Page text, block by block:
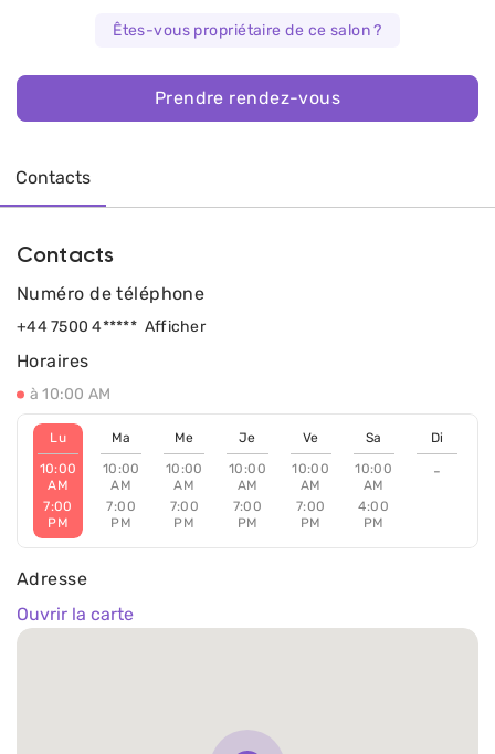
Êtes-vous propriétaire de ce salon ?
Prendre rendez-vous
Contacts
Contacts
Adresse
Ouvrir la carte
Horaires
à 10:00 AM
Lu
10:00
AM
7:00
PM
Ma
10:00
AM
7:00
PM
Me
10:00
AM
7:00
PM
Je
10:00
AM
7:00
PM
Ve
10:00
AM
7:00
PM
Sa
10:00
AM
4:00
PM
Di
-
Numéro de téléphone
+44 7500 4***** Afficher